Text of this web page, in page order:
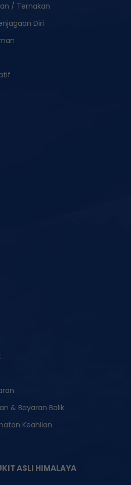
/ Ternakan
Diri
& Bayaran Balik
Keahlian
ASLI HIMALAYA